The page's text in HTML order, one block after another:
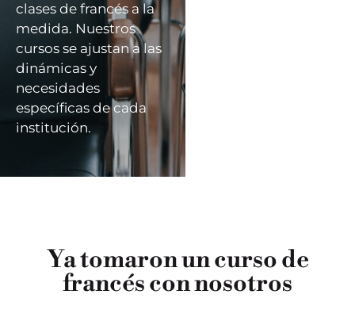
clases de francés a la
medida. Nuestros
cursos se ajustan a las
dinámicas y
necesidades
específicas de cada
institución.
Ya tomaron un curso de
francés con nosotros